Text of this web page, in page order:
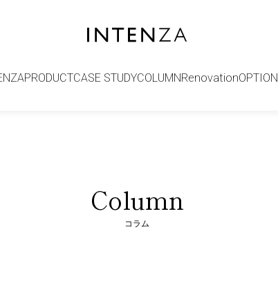
PRODUCTCASE STUDYCOLUMNRenovationOPTION
Column
コラム